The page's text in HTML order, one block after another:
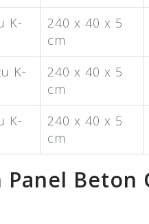
K-
240 x 40 x 5
cm
K-
240 x 40 x 5
cm
K-
240 x 40 x 5
cm
Beton